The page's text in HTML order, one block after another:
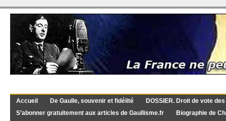
Accueil De Gaulle, souvenir et fidélité
DOSSIER. Droit de vote
S’abonner gratuitement aux articles de Gaullisme.fr
Biographie de